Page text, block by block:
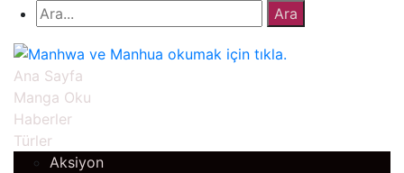
Ana Sayfa
Manga Oku
Haberler
Türler
Aksiyon